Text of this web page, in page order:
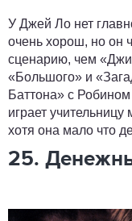
У Джей Ло нет
очень хорош, но он
сценарию, чем
«Большого» и
Баттона» с
играет
хотя она мало что
25.